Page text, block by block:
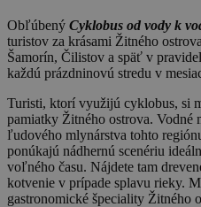
Obľúbený Cyklobus od vody k
turistov za krásami Žitného
Šamorín, Čilistov a späť v
každú prázdninovú stredu v
Turisti, ktorí využijú cyklobus, si
pamiatky Žitného ostrova. Vodné
ľudového mlynárstva tohto
ponúkajú nádhernú scenériu
voľného času. Nájdete tam
kotvenie v prípade splavu rieky.
gastronomické špeciality Žitného